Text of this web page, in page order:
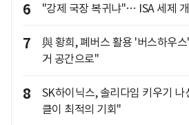
6 "강제 국장 복귀냐"… ISA 세제
7
與 황희, 폐버스 활용 '버스하우
거 공간으로"
8
SK하이닉스, 솔리다임 키우기
클이 최적의 기회"